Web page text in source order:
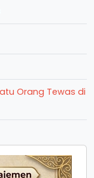
Orang Tewas di